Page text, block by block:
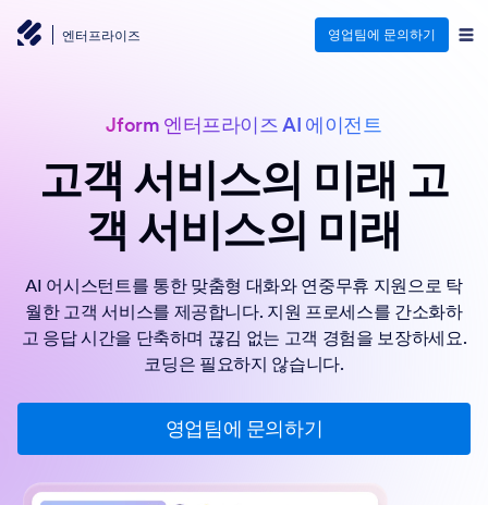
엔터프라이즈 영업팀에 문의하기
Jform 엔터프라이즈 AI 에이전트
고객 서비스의 미래 고
객 서비스의 미래
AI 어시스턴트를 통한 맞춤형 대화와 연중무휴 지원으로 탁
월한 고객 서비스를 제공합니다. 지원 프로세스를 간소화하
고 응답 시간을 단축하며 끊김 없는 고객 경험을 보장하세요.
코딩은 필요하지 않습니다.
영업팀에 문의하기